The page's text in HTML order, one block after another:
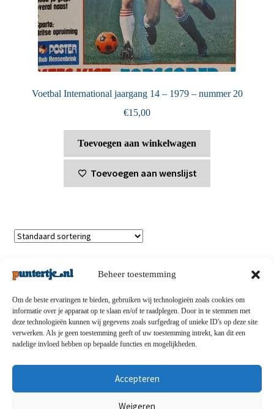
Beheer toestemming
Om de beste ervaringen te bieden, gebruiken wij technologieën zoals cookies om
informatie over je apparaat op te slaan en/of te raadplegen. Door in te stemmen met
deze technologieën kunnen wij gegevens zoals surfgedrag of unieke ID's op deze site
verwerken. Als je geen toestemming geeft of uw toestemming intrekt, kan dit een
nadelige invloed hebben op bepaalde functies en mogelijkheden.
Accepteren
Weigeren
Voetbal International jaargang 14 – 1979 – nummer 20
€15,00
Toevoegen aan winkelwagen
Toevoegen aan wenslijst
Privacybeleid-Verzending en retouren-Algemene
voorwaarden-Disclaimert-Betaalmethoden-Over ons